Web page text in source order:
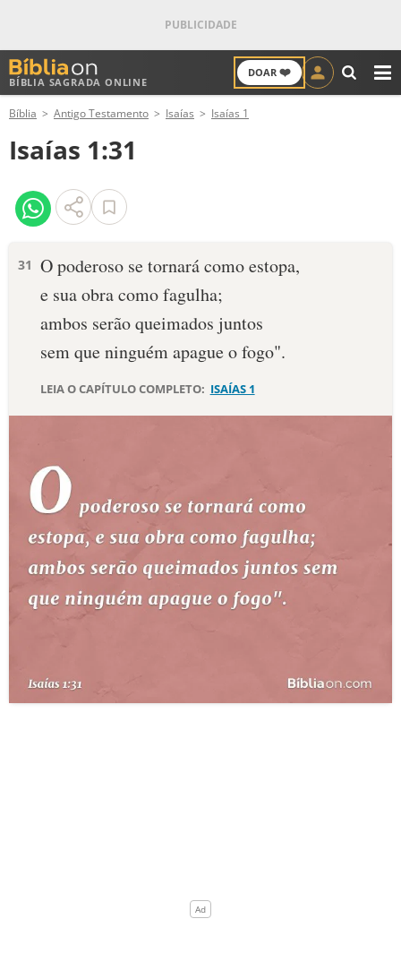
BÍBLIA SAGRADA ONLINE
DOAR ❤️
ANTIGO TESTAMENTO
NOVO TESTAMENTO
VERSÍCULOS
PALAVRA DO DIA
DEVOCIONAL DIÁRIO
ESTUDOS BÍBLICOS
ESBOÇOS DE PREGAÇÃO
TEMAS
PERGUNTE À BÍBLIA
QUEM SOMOS
Bíblia Antigo Testamento Isaías Isaías 1
Isaías 1:31
31 O poderoso se tornará como estopa,
e sua obra como fagulha;
ambos serão queimados juntos
sem que ninguém apague o fogo".
LEIA O CAPÍTULO COMPLETO: ISAÍAS 1